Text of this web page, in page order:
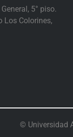
5° piso.
Los Colorines,
© Universidad